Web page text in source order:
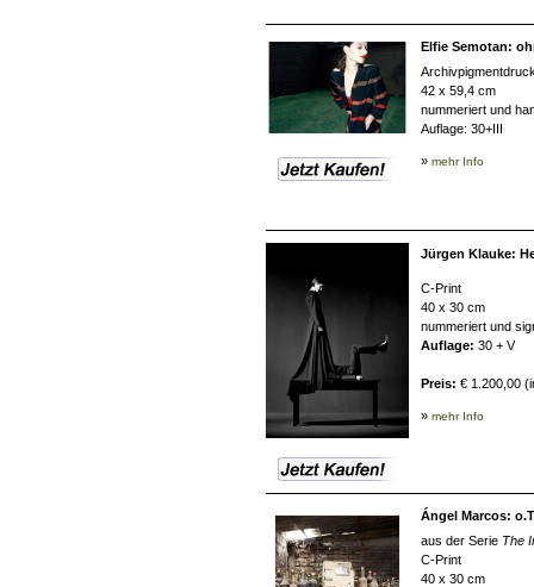
Elfie Semotan:
42 x 59,4 cm
nummeriert und
Auflage: 30+III
» mehr Info
Jürgen Klauke:
C-Print
40 x 30 cm
nummeriert und
Auflage: 30 + V
Preis: € 1.200,00
» mehr Info
Ángel Marcos:
aus der Serie The
C-Print
40 x 30 cm